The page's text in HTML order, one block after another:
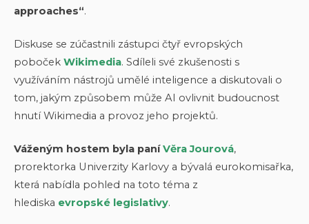
approaches“.
Diskuse se zúčastnili zástupci čtyř evropských
poboček Wikimedia. Sdíleli své zkušenosti s
využíváním nástrojů umělé inteligence a diskutovali o
tom, jakým způsobem může AI ovlivnit budoucnost
hnutí Wikimedia a provoz jeho projektů.
Váženým hostem byla paníVěra Jourová,
prorektorka Univerzity Karlovy a bývalá eurokomisařka,
která nabídla pohled na toto téma z
hlediska evropské legislativy.